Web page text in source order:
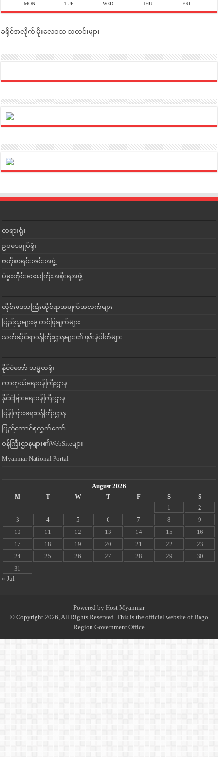
MON TUE WED THU FRI
ခရိုင်အလိုက် မိုးလေဝသ သတင်းများ
တရားရုံး
ဥပဒေချုပ်ရုံး
ဗဟိုစာရင်းအင်းအဖွဲ့
ပဲခူးတိုင်းဒေသကြီးအစိုးရအဖွဲ့
တိုင်းဒေသကြီးဆိုင်ရာအချက်အလက်များ
ပြည်သူများမှ တင်ပြချက်များ
သက်ဆိုင်ရာဝန်ကြီးဌာနများ၏ ဖုန်းနံပါတ်များ
နိုင်ငံတော် သမ္မတရုံး
ကာကွယ်ရေးဝန်ကြီးဌာန
နိုင်ငံခြားရေးဝန်ကြီးဌာန
ပြန်ကြားရေးဝန်ကြီးဌာန
ပြည်ထောင်စုလွှတ်တော်
ဝန်ကြီးဌာနများ၏WebSiteများ
Myanmar National Portal
August 2026
M
T W T F S
S
1
2
3
4 5 6 7 8
9
10
11 12 13 14 15
16
17
18 19 20 21 22
23
24
25 26 27 28 29
30
31
« Jul
Powered by Host Myanmar
© Copyright 2026, All Rights Reserved. This is the official website of Bago
Region Government Office